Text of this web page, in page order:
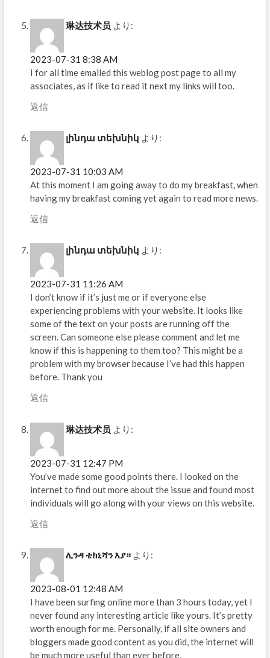
琳达技术员 より:
2023-07-31 8:38 AM
I for all time emailed this weblog post page to all my
associates, as if like to read it next my links will too.
返信
լինդա տեխնիկ より:
2023-07-31 10:03 AM
At this moment I am going away to do my breakfast, when
having my breakfast coming yet again to read more news.
返信
լինդա տեխնիկ より:
2023-07-31 11:26 AM
I don’t know if it’s just me or if everyone else
experiencing problems with your website. It looks like
some of the text on your posts are running off the
screen. Can someone else please comment and let me
know if this is happening to them too? This might be a
problem with my browser because I’ve had this happen
before. Thank you
返信
琳达技术员 より:
2023-07-31 12:47 PM
You’ve made some good points there. I looked on the
internet to find out more about the issue and found most
individuals will go along with your views on this website.
返信
ሊንዳ ቴክኒሻን እያ። より:
2023-08-01 12:48 AM
I have been surfing online more than 3 hours today, yet I
never found any interesting article like yours. It’s pretty
worth enough for me. Personally, if all site owners and
bloggers made good content as you did, the internet will
be much more useful than ever before.